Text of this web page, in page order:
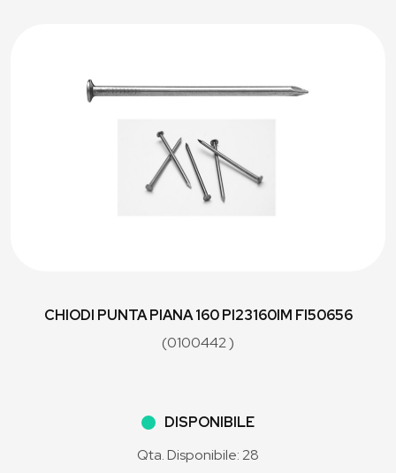
CHIODI PUNTA PIANA 160 PI23160IM FI50656
(0100442 )
DISPONIBILE
Qta. Disponibile: 28